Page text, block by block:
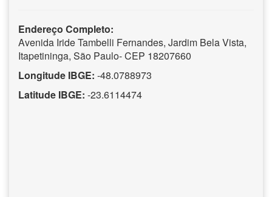
Endereço Completo:
Avenida Iride Tambelli Fernandes, Jardim Bela Vista,
Itapetininga, São Paulo- CEP 18207660
Longitude IBGE: -48.0788973
Latitude IBGE: -23.6114474